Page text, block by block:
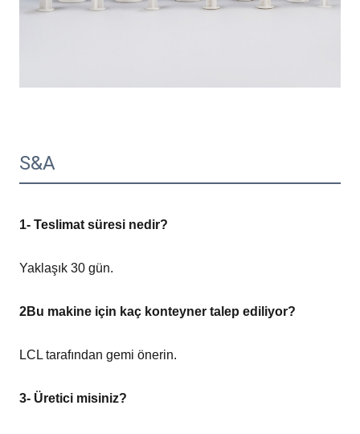
S&A
1- Teslimat süresi nedir?
Yaklaşık 30 gün.
2Bu makine için kaç konteyner talep ediliyor?
LCL tarafından gemi önerin.
3- Üretici misiniz?